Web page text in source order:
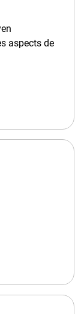
aspects de